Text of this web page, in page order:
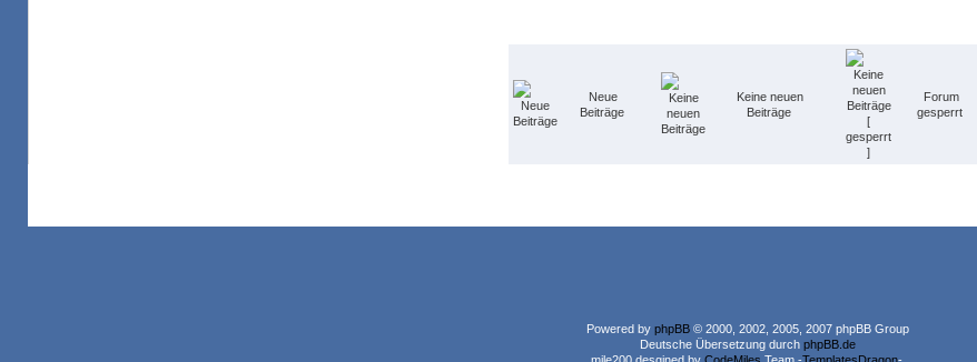
Neue
Beiträge
Keine neuen
Beiträge
Forum
gesperrt
Powered by phpBB © 2000, 2002, 2005, 2007 phpBB Group
Deutsche Übersetzung durch phpBB.de